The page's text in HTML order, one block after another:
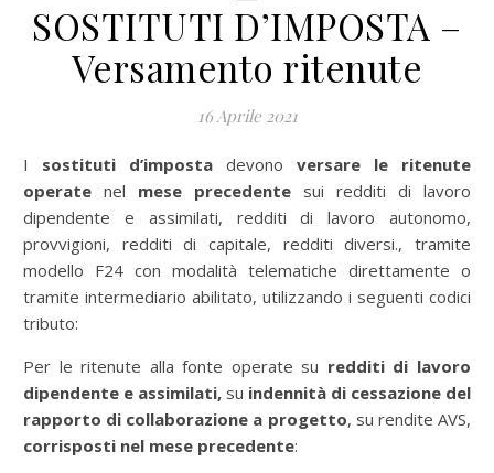
SOSTITUTI D’IMPOSTA –
Versamento ritenute
16 Aprile 2021
I sostituti d’imposta devono versare le ritenute
operate nel mese precedente sui redditi di lavoro
dipendente e assimilati, redditi di lavoro autonomo,
provvigioni, redditi di capitale, redditi diversi., tramite
modello F24 con modalità telematiche direttamente o
tramite intermediario abilitato, utilizzando i seguenti codici
tributo:
Per le ritenute alla fonte operate su redditi di lavoro
dipendente e assimilati, su indennità di cessazione del
rapporto di collaborazione a progetto, su rendite AVS,
corrisposti nel mese precedente: